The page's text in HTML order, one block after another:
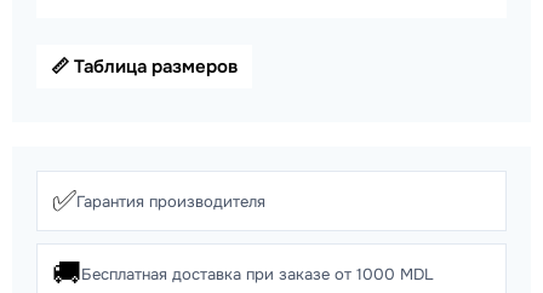
📏 Таблица размеров
✅Гарантия производителя
🚚Бесплатная доставка при заказе от 1000 MDL